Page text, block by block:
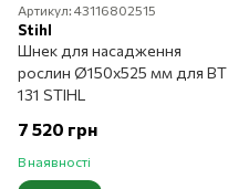
Артикул: 43116802515
Stihl
Шнек для насадження
рослин Ø150x525 мм для BT
131 STIHL
7 520 грн
В наявності